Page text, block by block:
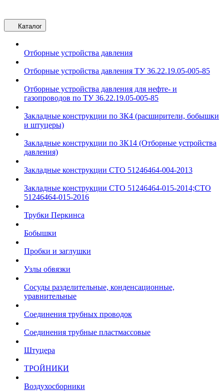
Каталог
Отборные устройства давления
Отборные устройства давления ТУ 36.22.19.05-005-85
Отборные устройства давления для нефте- и
газопроводов по ТУ 36.22.19.05-005-85
Закладные конструкции по ЗК4 (расширители, бобышки
и штуцеры)
Закладные конструкции по ЗК14 (Отборные устройства
давления)
Закладные конструкции СТО 51246464-004-2013
Закладные конструкции СТО 51246464-015-2014;СТО
51246464-015-2016
Трубки Перкинса
Бобышки
Пробки и заглушки
Узлы обвязки
Сосуды разделительные, конденсационные,
уравнительные
Соединения трубных проводок
Соединения трубные пластмассовые
Штуцера
ТРОЙНИКИ
Воздухосборники